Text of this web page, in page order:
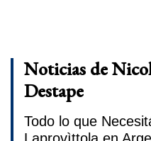
Noticias de
Destape
Todo lo que